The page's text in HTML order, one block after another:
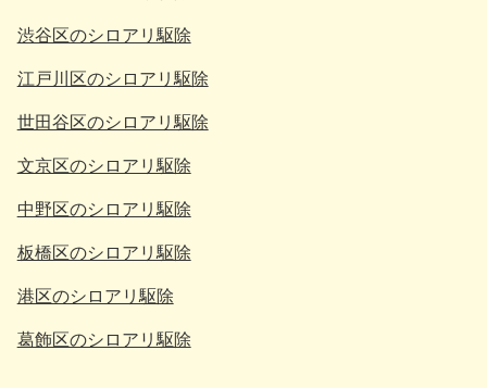
渋谷区のシロアリ駆除
江戸川区のシロアリ駆除
世田谷区のシロアリ駆除
文京区のシロアリ駆除
中野区のシロアリ駆除
板橋区のシロアリ駆除
港区のシロアリ駆除
葛飾区のシロアリ駆除